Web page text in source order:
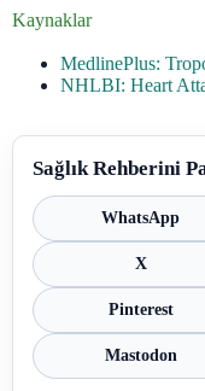
Kaynaklar
MedlinePlus:
NHLBI: Heart
Sağlık Rehberini
WhatsApp
X
Pinterest
Mastodon